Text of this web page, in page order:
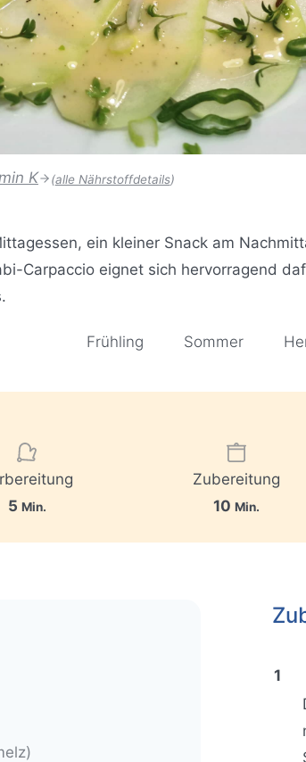
K (alle Nährstoffdetails)
ein kleiner Snack am
Carpaccio eignet sich hervorragend
Frühling Sommer
5M
Min.
Zubereitung
10 M
Min.